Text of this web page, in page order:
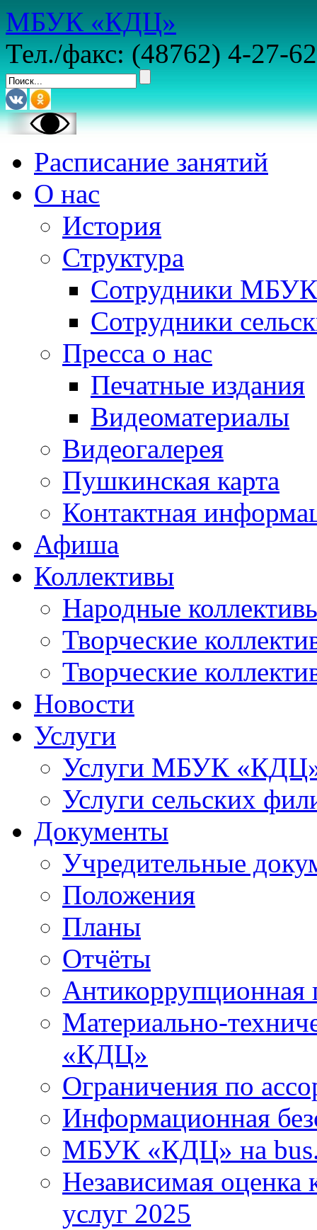
МБУК «КДЦ»
Тел./факс: (48762) 4-27-62
Расписание занятий
О нас
История
Структура
Сотрудники
Сотрудники
Пресса о нас
Печатные издания
Видеоматериалы
Видеогалерея
Пушкинская карта
Контактная
Афиша
Коллективы
Народные
Творческие
Творческие
Новости
Услуги
Услуги МБУК
Услуги сельских
Документы
Учредительные
Положения
Планы
Отчёты
Антикоррупционная
Материально-
«КДЦ»
Ограничения по
Информационная
МБУК «КДЦ» на
Независимая оценка
услуг 2025